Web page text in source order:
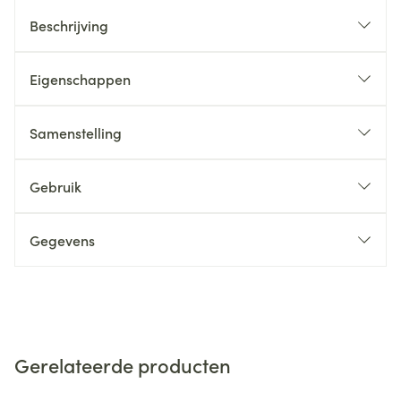
Beschrijving
Eigenschappen
Samenstelling
Gebruik
Gegevens
Gerelateerde producten